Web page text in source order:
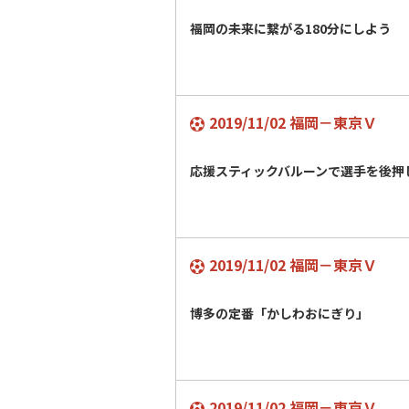
福岡の未来に繋がる180分にしよう
2019/11/02 福岡－東京Ｖ
応援スティックバルーンで選手を後
2019/11/02 福岡－東京Ｖ
博多の定番「かしわおにぎり」